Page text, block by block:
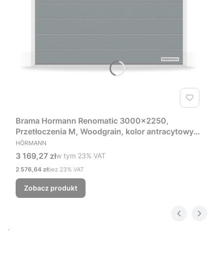
Brama Hormann Renomatic 3000x2250,
Przetłoczenia M, Woodgrain, kolor antracytowy
RAL 7016 + Prowadzenie Z
PRODUCENT
HÖRMANN
Cena brutto
3 169,27 złw tym %s VAT
w tym 23% VAT
Cena netto
2 576,64 złbez 23% VAT
Zobacz produkt